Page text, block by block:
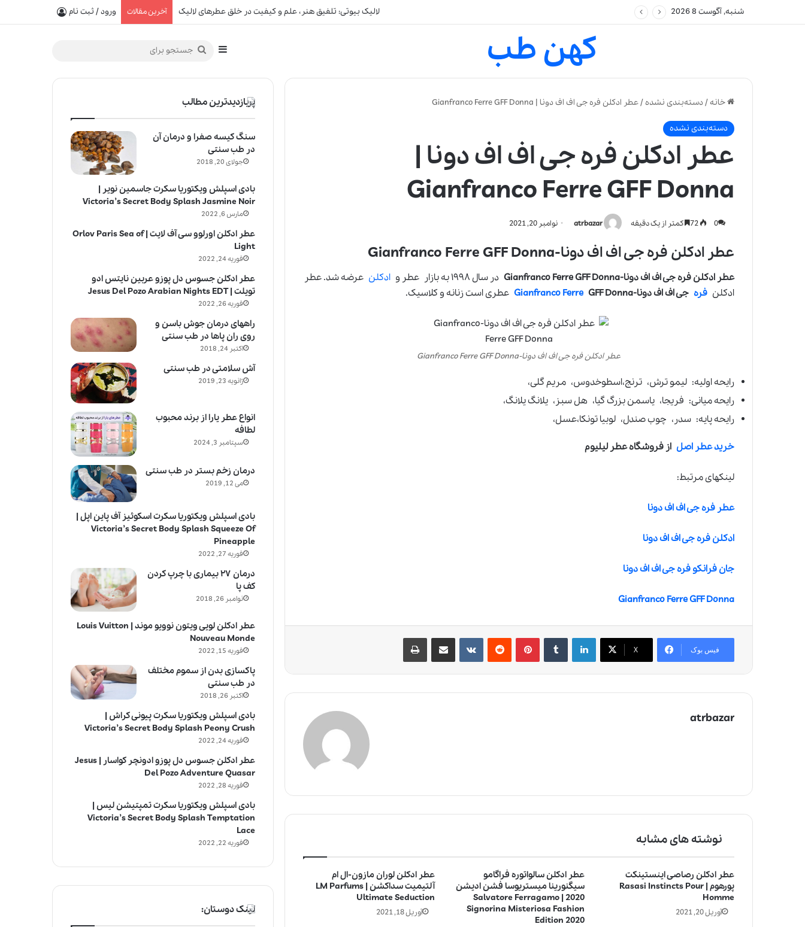
شنبه, آگوست 8 2026 آخرین مقالات لالیک بیوتی: تلفیق هنر، علم و کیفیت در خلق عطرهای لالیک ورود / ثبت نام
کهن طب سایدبارجستجو
خانه/دسته‌بندی نشده/عطر ادکلن فره جی اف اف دونا | Gianfranco Ferre GFF Donna
دسته‌بندی نشده
عطر ادکلن فره جی اف اف دونا |
Gianfranco Ferre GFF Donna
atrbazar نوامبر 20, 2021 0 کمتر از یک دقیقه
عطر ادکلن فره جی اف اف دونا-Gianfranco Ferre GFF Donna
عطر ادکلن فره جی اف اف دونا-Gianfranco Ferre GFF Donna در سال ۱۹۹۸ به بازار عطر و ادکلن عرضه شد. عطر
ادکلن فره جی اف اف دونا- Gianfranco Ferre GFF Donna عطری است زنانه و کلاسیک.
عطر ادکلن فره جی اف اف دونا-Gianfranco Ferre GFF Donna
رایحه اولیه: لیمو ترش، ترنج،اسطوخدوس، مریم گلی،
رایحه میانی: فریجا، یاسمن بزرگ گیا، هل سبز، یلانگ یلانگ،
رایحه پایه: سدر، چوب صندل، لوبیا تونکا،عسل،
خرید عطر اصل از فروشگاه عطر لیلیوم
لینکهای مرتبط:
عطر فره جی اف اف دونا
ادکلن فره جی اف اف دونا
جان فرانکو فره جی اف اف دونا
Gianfranco Ferre GFF Donna
فیس بوک X
لینکدین ‫تامبلر ‫پین‌ترست‫رددیت ‫VKontakteاشتراک گذاری از طریق ایمیل چاپ
atrbazar
نوشته های مشابه
عطر ادکلن لوران مازون-ال ام
آلتیمیت سداکشن | LM Parfums
Ultimate Seduction
آوریل 18, 2021
عطر ادکلن سالواتوره فراگامو
سیگنورینا میستریوسا فشن ادیشن
2020 | Salvatore Ferragamo
Signorina Misteriosa Fashion
Edition 2020
عطر ادکلن رصاصی اینستینکت
پورهوم | Rasasi Instincts Pour
Homme
آوریل 20, 2021
پربازدیدترین مطالب
سنگ کیسه صفرا و درمان آن
در طب سنتی
جولای 20, 2018
بادی اسپلش ویکتوریا سکرت جاسمین نویر |
Victoria’s Secret Body Splash Jasmine Noir
مارس 6, 2022
عطر ادکلن اورلوو سی آف لایت | Orlov Paris Sea of
Light
فوریه 24, 2022
عطر ادکلن جسوس دل پوزو عربین نایتس ادو
تویلت | Jesus Del Pozo Arabian Nights EDT
فوریه 26, 2022
راههای درمان جوش باسن و
روی ران پاها در طب سنتی
اکتبر 24, 2018
آش سلامتی در طب سنتی
ژانویه 23, 2019
انواع عطر یارا از برند محبوب
لطافه
سپتامبر 3, 2024
درمان زخم بستر در طب سنتی
می 12, 2019
بادی اسپلش ویکتوریا سکرت اسکوئیز آف پاین اپل |
Victoria’s Secret Body Splash Squeeze Of
Pineapple
فوریه 27, 2022
درمان ۲۷ بیماری با چرپ کردن
کف پا
نوامبر 26, 2018
عطر ادکلن لویی ویتون نوویو موند | Louis Vuitton
Nouveau Monde
فوریه 15, 2022
پاکسازی بدن از سموم مختلف
در طب سنتی
اکتبر 26, 2018
بادی اسپلش ویکتوریا سکرت پیونی کراش |
Victoria’s Secret Body Splash Peony Crush
فوریه 24, 2022
عطر ادکلن جسوس دل پوزو ادونچر کواسار | Jesus
Del Pozo Adventure Quasar
فوریه 28, 2022
بادی اسپلش ویکتوریا سکرت تمپتیشن لیس |
Victoria’s Secret Body Splash Temptation
Lace
فوریه 22, 2022
لینک دوستان: